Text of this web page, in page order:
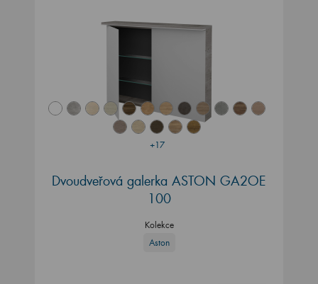
+17
Dvoudveřová galerka ASTON GA2OE
100
Kolekce
Aston